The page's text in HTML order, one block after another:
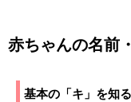
赤ちゃんの名前
基本の「キ」を知る